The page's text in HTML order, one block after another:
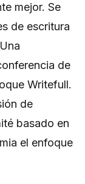
mejor. Se
de escritura
de
Writefull.
de
basado en
el enfoque